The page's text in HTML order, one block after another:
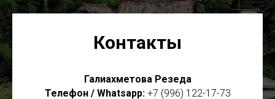
Контакты
Галиахметова Резеда
Телефон / Whatsapp: +7 (996) 122-17-73